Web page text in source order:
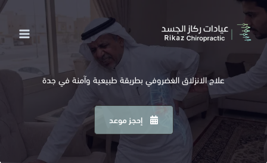
تخطي
المحتوى
علاج الانزلاق الغضروفي بطريقة طبيعية وآمنة في جدة
إحجز موعد